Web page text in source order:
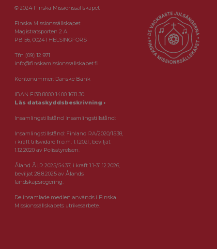
© 2024 Finska Missionssällskapet
Finska Missionssällskapet
Magistratsporten 2 A
PB 56, 00241 HELSINGFORS
Tfn (09) 12 971
info@finskamissionssallskapet.fi
Kontonummer: Danske Bank
IBAN FI38 8000 1400 1611 30
Läs dataskyddsbeskrivning ›
Insamlingstillstånd Insamlingstillstånd:
Insamlingstillstånd: Finland RA/2020/1538,
i kraft tillsvidare fr.o.m. 1.1.2021, beviljat
1.12.2020 av Polisstyrelsen.
Åland ÅLR 2025/5437, i kraft 1.1-31.12.2026,
beviljat 28.8.2025 av Ålands
landskapsregering.
De insamlade medlen används i Finska
Missionssällskapets utrikesarbete.